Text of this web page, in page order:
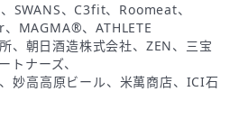
SWANS、C3fit、Roomeat、
MAGMA®、ATHLETE
、朝日酒造株式会社、ZEN、三宝
トナーズ、
妙高高原ビール、米萬商店、ICI石